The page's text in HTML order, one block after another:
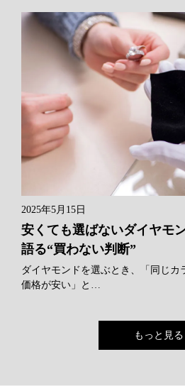
2025年5月15日
安くても選ばないダイヤモ
語る“買わない判断”
ダイヤモンドを選ぶとき、「同じカ
価格が安い」と…
もっと見る